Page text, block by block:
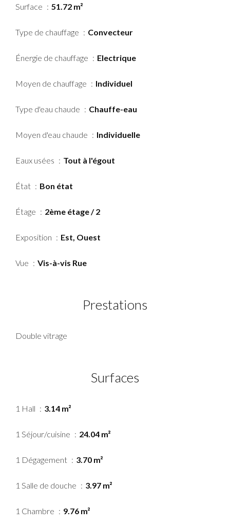
Surface 51.72 m²
Type de chauffage Convecteur
Énergie de chauffage Electrique
Moyen de chauffage Individuel
Type d'eau chaude Chauffe-eau
Moyen d'eau chaude Individuelle
Eaux usées Tout à l'égout
État Bon état
Étage 2ème étage / 2
Exposition Est, Ouest
Vue Vis-à-vis Rue
Prestations
Double vitrage
Surfaces
1 Hall 3.14 m²
1 Séjour/cuisine 24.04 m²
1 Dégagement 3.70 m²
1 Salle de douche 3.97 m²
1 Chambre 9.76 m²